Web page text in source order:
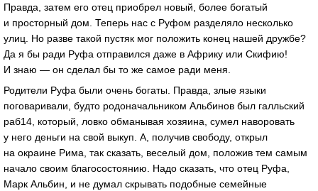
Правда, затем его отец приобрел новый, более богатый
и просторный дом. Теперь нас с Руфом разделяло несколько
улиц. Но разве такой пустяк мог положить конец нашей дружбе?
Да я бы ради Руфа отправился даже в Африку или Скифию!
И знаю — он сделал бы то же самое ради меня.
Родители Руфа были очень богаты. Правда, злые языки
поговаривали, будто родоначальником Альбинов был галльский
раб14, который, ловко обманывая хозяина, сумел наворовать
у него деньги на свой выкуп. А, получив свободу, открыл
на окраине Рима, так сказать, веселый дом, положив тем самым
начало своим благосостоянию. Надо сказать, что отец Руфа,
Марк Альбин, и не думал скрывать подобные семейные